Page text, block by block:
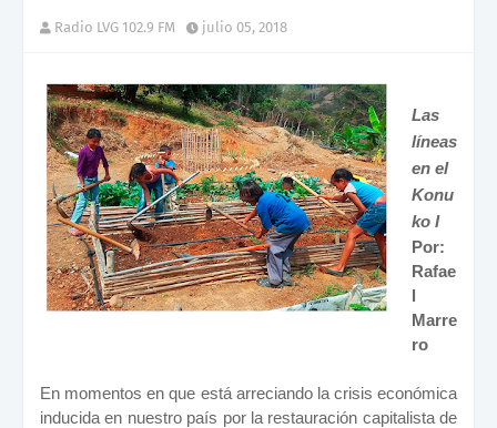
Radio LVG 102.9 FM julio 05, 2018
Las
líneas
en el
Konu
ko I
Por:
Rafae
l
Marre
ro
En momentos en que está arreciando la crisis económica
inducida en nuestro país por la restauración capitalista de